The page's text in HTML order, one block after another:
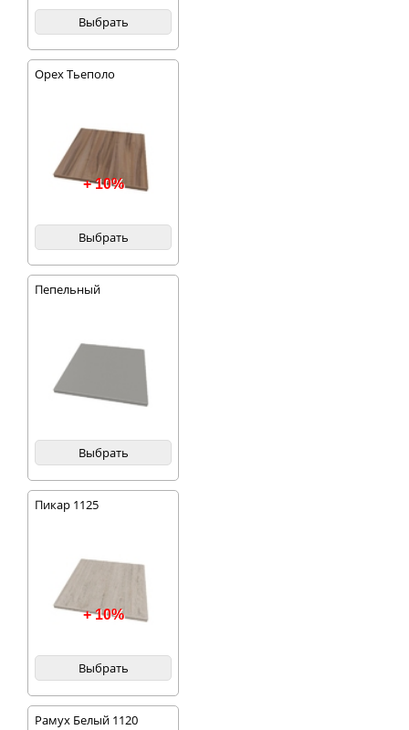
Выбрать
Орех Тьеполо
+ 10%
Выбрать
Пепельный
Выбрать
Пикар 1125
+ 10%
Выбрать
Рамух Белый 1120